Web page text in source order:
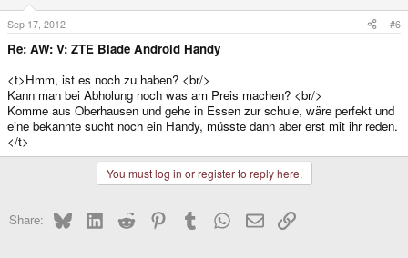
Sep 17, 2012 #6
Re: AW: V: ZTE Blade Android Handy
<t>Hmm, ist es noch zu haben? <br/>
Kann man bei Abholung noch was am Preis machen? <br/>
Komme aus Oberhausen und gehe in Essen zur schule, wäre perfekt und
eine bekannte sucht noch ein Handy, müsste dann aber erst mit ihr reden.
</t>
You must log in or register to reply here.
Share: BlueskyLinkedInReddit PinterestTumblr WhatsApp
EmailLink